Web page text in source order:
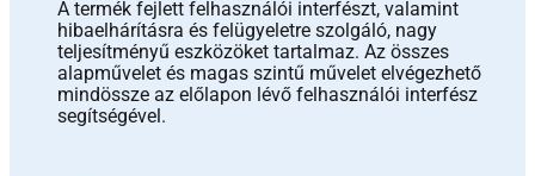
A termék fejlett felhasználói interfészt, valamint
hibaelhárításra és felügyeletre szolgáló, nagy
teljesítményű eszközöket tartalmaz. Az összes
alapművelet és magas szintű művelet elvégezhető
mindössze az előlapon lévő felhasználói interfész
segítségével.